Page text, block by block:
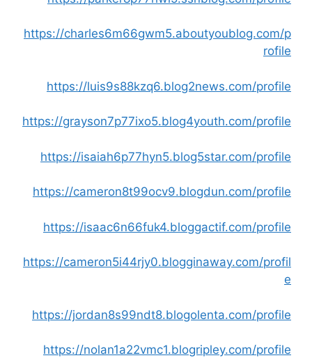
https://charles6m66gwm5.aboutyoublog.com/p
rofile
https://luis9s88kzq6.blog2news.com/profile
https://grayson7p77ixo5.blog4youth.com/profile
https://isaiah6p77hyn5.blog5star.com/profile
https://cameron8t99ocv9.blogdun.com/profile
https://isaac6n66fuk4.bloggactif.com/profile
https://cameron5i44rjy0.blogginaway.com/profil
e
https://jordan8s99ndt8.blogolenta.com/profile
https://nolan1a22vmc1.blogripley.com/profile